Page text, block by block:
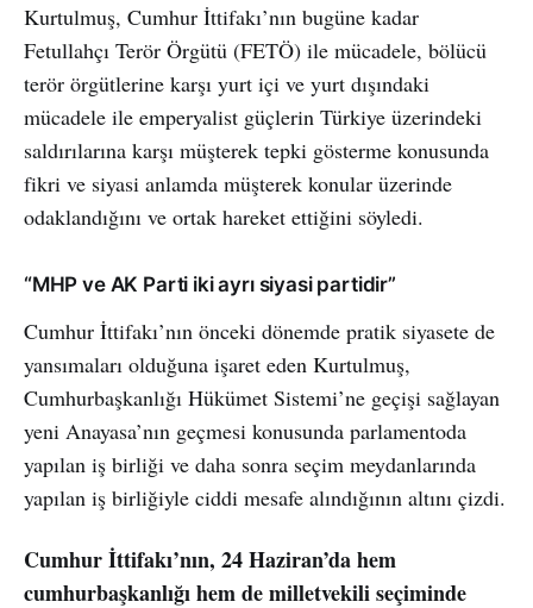
Kurtulmuş, Cumhur İttifakı’nın bugüne kadar
Fetullahçı Terör Örgütü (FETÖ) ile mücadele, bölücü
terör örgütlerine karşı yurt içi ve yurt dışındaki
mücadele ile emperyalist güçlerin Türkiye üzerindeki
saldırılarına karşı müşterek tepki gösterme konusunda
fikri ve siyasi anlamda müşterek konular üzerinde
odaklandığını ve ortak hareket ettiğini söyledi.
“MHP ve AK Parti iki ayrı siyasi partidir”
Cumhur İttifakı’nın önceki dönemde pratik siyasete de
yansımaları olduğuna işaret eden Kurtulmuş,
Cumhurbaşkanlığı Hükümet Sistemi’ne geçişi sağlayan
yeni Anayasa’nın geçmesi konusunda parlamentoda
yapılan iş birliği ve daha sonra seçim meydanlarında
yapılan iş birliğiyle ciddi mesafe alındığının altını çizdi.
Cumhur İttifakı’nın, 24 Haziran’da hem
cumhurbaşkanlığı hem de milletvekili seçiminde